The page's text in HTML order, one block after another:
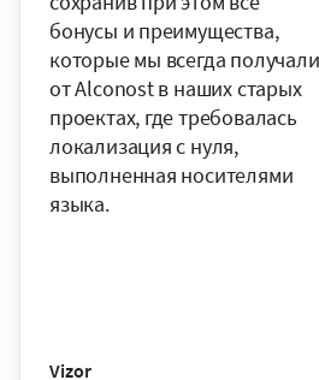
бонусы и преимущества,
которые мы всегда получали
от Alconost в наших старых
проектах, где требовалась
локализация с нуля,
выполненная носителями
языка.
Vizor